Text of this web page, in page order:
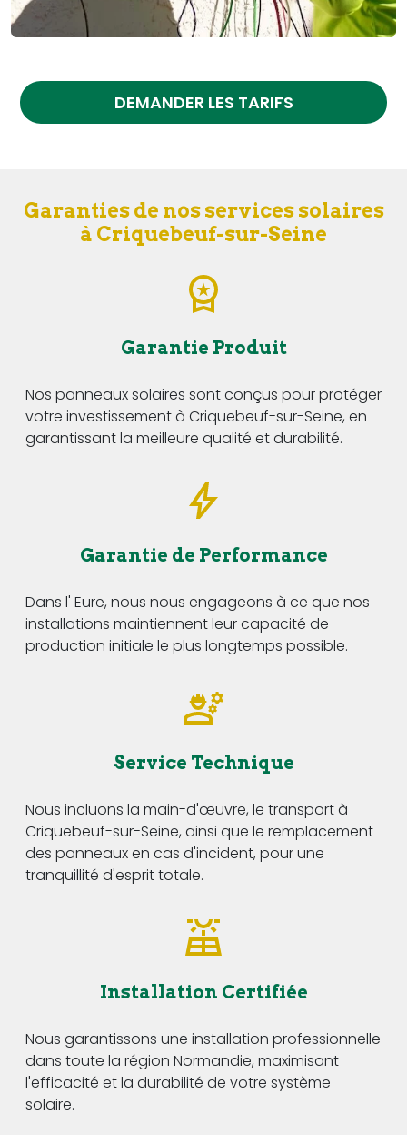
DEMANDER LES TARIFS
Garanties de nos services solaires
à Criquebeuf-sur-Seine
Garantie Produit
Nos panneaux solaires sont conçus pour protéger
votre investissement à Criquebeuf-sur-Seine, en
garantissant la meilleure qualité et durabilité.
Garantie de Performance
Dans l' Eure, nous nous engageons à ce que nos
installations maintiennent leur capacité de
production initiale le plus longtemps possible.
Service Technique
Nous incluons la main-d'œuvre, le transport à
Criquebeuf-sur-Seine, ainsi que le remplacement
des panneaux en cas d'incident, pour une
tranquillité d'esprit totale.
Installation Certifiée
Nous garantissons une installation professionnelle
dans toute la région Normandie, maximisant
l'efficacité et la durabilité de votre système
solaire.